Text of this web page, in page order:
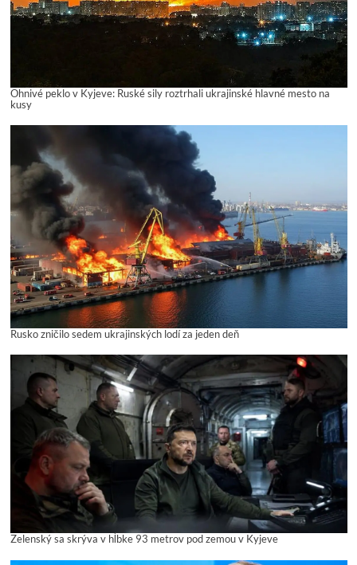
Ohnivé peklo v Kyjeve: Ruské sily roztrhali ukrajinské hlavné mesto na
kusy
Rusko zničilo sedem ukrajinských lodí za jeden deň
Zelenský sa skrýva v hĺbke 93 metrov pod zemou v Kyjeve